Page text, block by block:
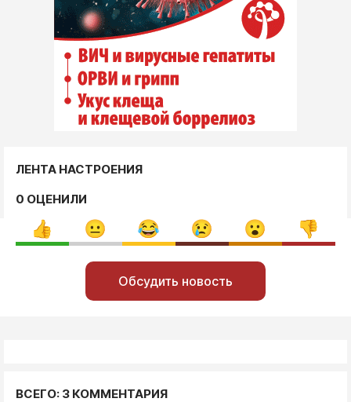
ЛЕНТА НАСТРОЕНИЯ
0 ОЦЕНИЛИ
Обсудить новость
ВСЕГО: 3 КОММЕНТАРИЯ